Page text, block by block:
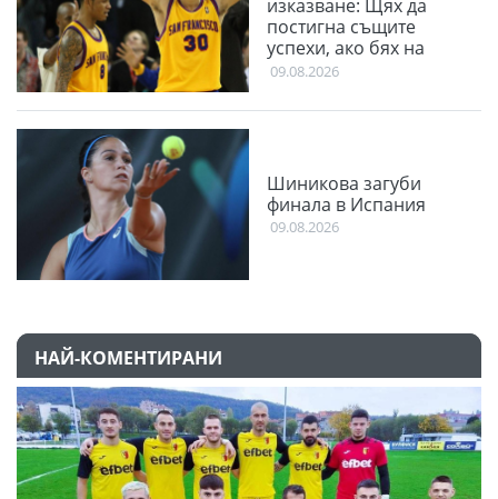
изказване: Щях да
постигна същите
успехи, ако бях на
мястото на Стеф
09.08.2026
Шиникова загуби
финала в Испания
09.08.2026
НАЙ-КОМЕНТИРАНИ